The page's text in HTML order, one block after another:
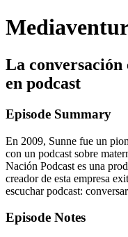
La conversación
en podcast
Episode Summary
En 2009, Sunne fue un
con un podcast sobre
Nación Podcast es una
creador de esta empresa
escuchar podcast: conversar
Episode Notes